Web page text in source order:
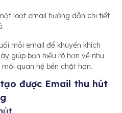
loạt email hướng dẫn chi tiết
mỗi email để khuyến khích
giúp bạn hiểu rõ hơn về nhu
quan hệ bền chặt hơn.
được Email thu hút